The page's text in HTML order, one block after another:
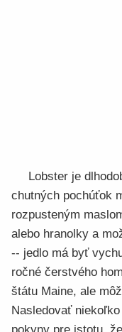
Lobster je
chutných pochúťok
rozpusteným
alebo hranolky a
-- jedlo má byť
ročné čerstvého
štátu Maine, ale
Nasledovať